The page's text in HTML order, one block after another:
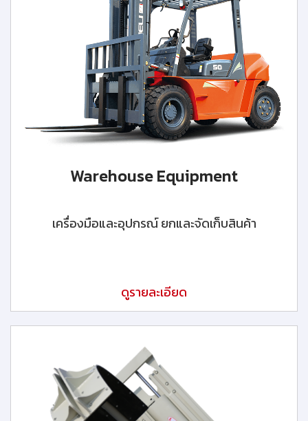
Warehouse Equipment
เครื่องมือและอุปกรณ์ ยกและจัดเก็บสินค้า
ดูรายละเอียด